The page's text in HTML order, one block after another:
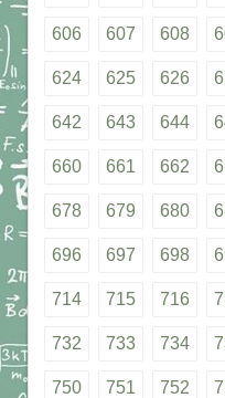
606 607 608
624 625 626
642 643 644
660 661 662
678 679 680
696 697 698
714 715 716
732 733 734
750 751 752